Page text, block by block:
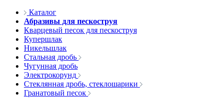
Каталог
Абразивы для пескоструя
Кварцевый песок для пескоструя
Купершлак
Никельшлак
Стальная дробь
Чугунная дробь
Электрокорунд
Стеклянная дробь, стеклошарики
Гранатовый песок